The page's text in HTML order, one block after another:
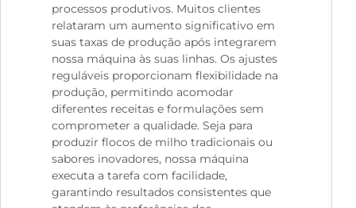
processos produtivos. Muitos clientes
relataram um aumento significativo em
suas taxas de produção após integrarem
nossa máquina às suas linhas. Os ajustes
reguláveis proporcionam flexibilidade na
produção, permitindo acomodar
diferentes receitas e formulações sem
comprometer a qualidade. Seja para
produzir flocos de milho tradicionais ou
sabores inovadores, nossa máquina
executa a tarefa com facilidade,
garantindo resultados consistentes que